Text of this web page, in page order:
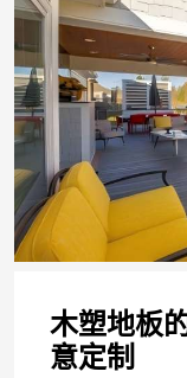
木塑地板
意定制